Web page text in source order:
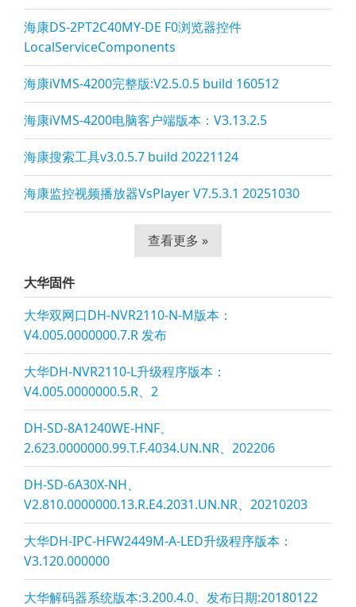
海康DS-2PT2C40MY-DE F0浏览器控件
LocalServiceComponents
海康iVMS-4200完整版:V2.5.0.5 build 160512
海康iVMS-4200电脑客户端版本：V3.13.2.5
海康搜索工具v3.0.5.7 build 20221124
海康监控视频播放器VsPlayer V7.5.3.1 20251030
查看更多 »
大华固件
大华双网口DH-NVR2110-N-M版本：
V4.005.0000000.7.R 发布
大华DH-NVR2110-L升级程序版本：
V4.005.0000000.5.R、2
DH-SD-8A1240WE-HNF、
2.623.0000000.99.T.F.4034.UN.NR、202206
DH-SD-6A30X-NH、
V2.810.0000000.13.R.E4.2031.UN.NR、20210203
大华DH-IPC-HFW2449M-A-LED升级程序版本：
V3.120.000000
大华解码器系统版本:3.200.4.0、发布日期:20180122